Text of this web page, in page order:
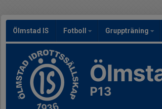
Ölmstad IS Fotboll Gruppträning
P13